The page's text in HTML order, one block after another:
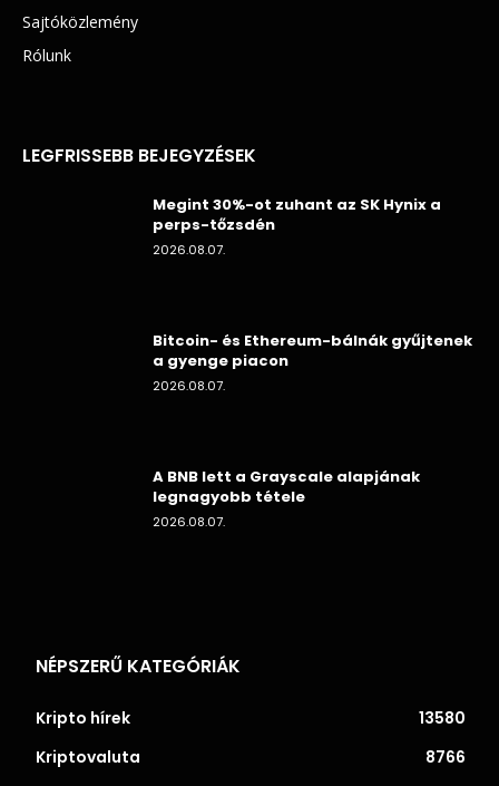
Sajtóközlemény
Rólunk
LEGFRISSEBB BEJEGYZÉSEK
Megint 30%-ot zuhant az SK Hynix a
perps-tőzsdén
2026.08.07.
Bitcoin- és Ethereum-bálnák gyűjtenek
a gyenge piacon
2026.08.07.
A BNB lett a Grayscale alapjának
legnagyobb tétele
2026.08.07.
NÉPSZERŰ KATEGÓRIÁK
Kripto hírek
13580
Kriptovaluta
8766